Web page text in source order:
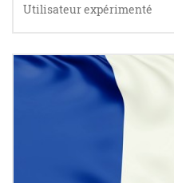
Utilisateur expérimenté